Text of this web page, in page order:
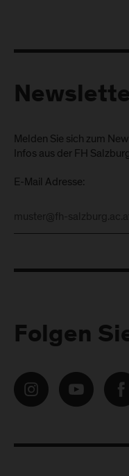
Melden Sie sich zum
Infos aus der FH
E-Mail Adresse:
Folgen